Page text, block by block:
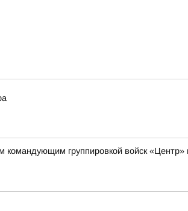
группировкой войск